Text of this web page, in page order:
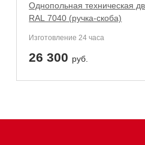
Однопольная техническая
RAL 7040 (ручка-скоба)
Изготовление 24 часа
26 300 руб.